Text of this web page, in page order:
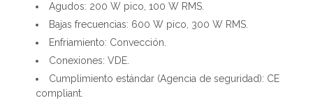
Agudos: 200 W pico, 100 W RMS.
Bajas frecuencias: 600 W pico, 300 W RMS.
Enfriamiento: Convección.
Conexiones: VDE.
Cumplimiento estándar (Agencia de seguridad): CE
compliant.